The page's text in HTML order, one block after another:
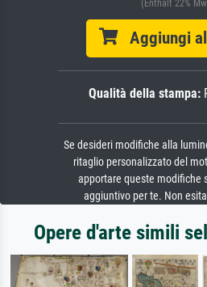
(Enthält 22%
Aggiungi al
Qualità della stampa:
Se desideri modifiche alla
ritaglio personalizzato del
apportare queste modifiche
aggiuntivo per te. Non
Opere d'arte simili